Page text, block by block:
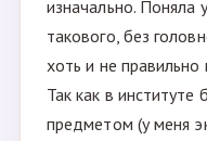
изначально. Поняла
такового, без
хоть и не правильно
Так как в
предметом (у меня